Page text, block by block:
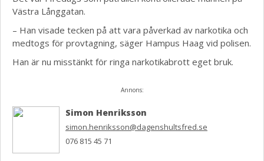
Västra Långgatan.
– Han visade tecken på att vara påverkad av narkotika och
medtogs för provtagning, säger Hampus Haag vid polisen.
Han är nu misstänkt för ringa narkotikabrott eget bruk.
Annons:
Simon Henriksson
simon.henriksson@dagenshultsfred.se
076 815 45 71